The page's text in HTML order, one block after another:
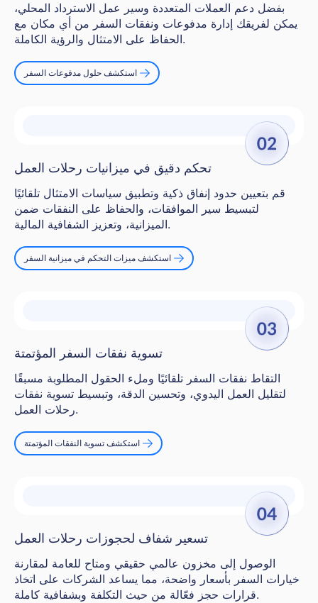
بفضل دعم العملات المتعددة وسير عمل الاسترداد المحلي،
يمكن لفريقك إدارة مدفوعات ونفقات السفر من أي مكان مع
الحفاظ على الامتثال والرؤية الكاملة.
استكشف حلول مدفوعات السفر
تحكم دقيق في ميزانيات رحلات العمل
قم بتعيين حدود إنفاق ذكية وتطبيق سياسات الامتثال تلقائيًا
لتبسيط سير الموافقات، والحفاظ على النفقات ضمن
الميزانية، وتعزيز الشفافية المالية.
استكشف ميزات التحكم في ميزانية السفر
تسوية نفقات السفر المؤتمتة
التقاط نفقات السفر تلقائيًا وملء الحقول المطلوبة مسبقًا
لتقليل العمل اليدوي، وتحسين الدقة، وتبسيط تسوية نفقات
رحلات العمل.
استكشف تسوية النفقات المؤتمتة
تسعير شفاف لحجوزات رحلات العمل
الوصول إلى مخزون عالمي حقيقي ومتاح للعامة لمقارنة
خيارات السفر بأسعار واضحة، مما يساعد الشركات على اتخاذ
قرارات حجز فعّالة من حيث التكلفة وبشفافية كاملة.